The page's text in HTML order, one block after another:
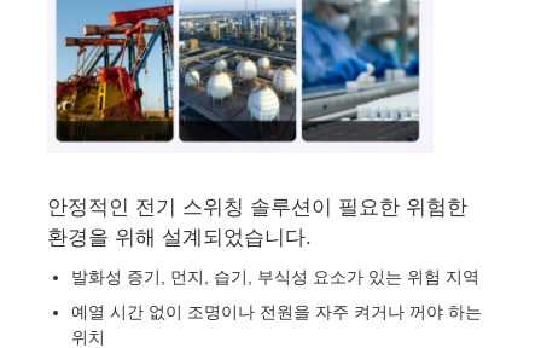
공장 투어
품질 관리
연락처
견적 요청
안정적인 전기 스위칭 솔루션이 필요한 위험한
환경을 위해 설계되었습니다.
발화성 증기, 먼지, 습기, 부식성 요소가 있는 위험 지역
예열 시간 없이 조명이나 전원을 자주 켜거나 꺼야 하는
위치